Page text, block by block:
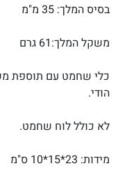
בסיס המלך: 35 מ"מ
משקל המלך:61 גרם
כלי שחמט עם תוספת
הודי.
לא כולל לוח שחמט.
מידות: 23*15*10 ס"מ